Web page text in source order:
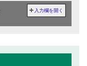
入力欄を開く